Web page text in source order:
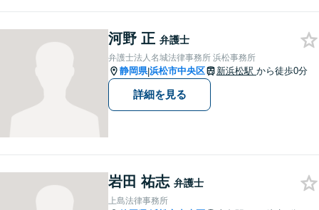
様との信頼関係を第一に、事
件解決を推敲してまいりま
す。
河野 正 弁護士
弁護士法人名城法律事務所 浜松事務所
静岡県|浜松市中央区 新浜松駅 から徒歩0分
詳細を見る
岩田 祐志 弁護士
上島法律事務所